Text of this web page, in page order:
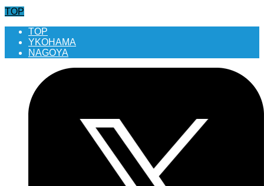
TOP
TOP
YKOHAMA
NAGOYA